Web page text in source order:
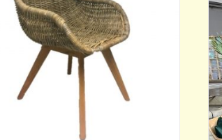
Runder Gartentisch